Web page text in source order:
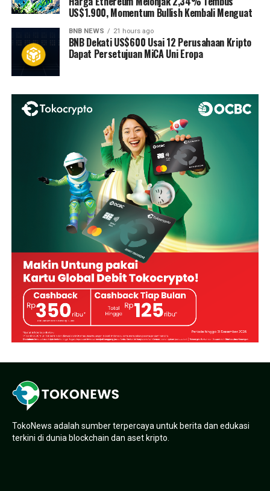
US$1.900, Momentum Bullish Kembali Menguat
BNB NEWS 21 hours ago
BNB Dekati US$600 Usai 12 Perusahaan Kripto
Dapat Persetujuan MiCA Uni Eropa
TokoNews adalah sumber terpercaya untuk berita dan edukasi
terkini di dunia blockchain dan aset kripto.